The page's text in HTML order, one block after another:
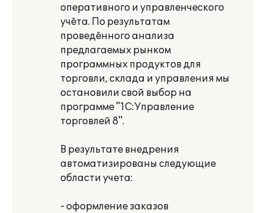
оперативного и управленческого
учёта. По результатам
проведённого анализа
предлагаемых рынком
программных продуктов для
торговли, склада и управления мы
остановили свой выбор на
программе "1С:Управление
торговлей 8".
В результате внедрения
автоматизированы следующие
области учета:
- оформление заказов